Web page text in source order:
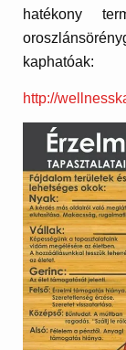
hatékony
kaphatóak:
http://